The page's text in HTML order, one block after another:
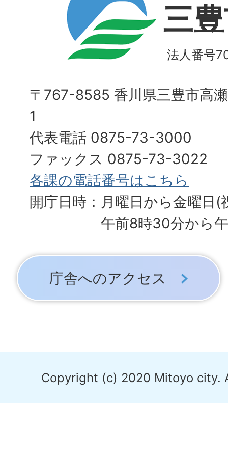
三
法人番号
〒767-8585 香川県三豊市高
1
代表電話 0875-73-3000
ファックス 0875-73-3022
各課の電話番号はこちら
開庁日時：月曜日から金曜日(
午前8時30分から
庁舎へのアクセス
Copyright (c) 2020 Mitoyo city.